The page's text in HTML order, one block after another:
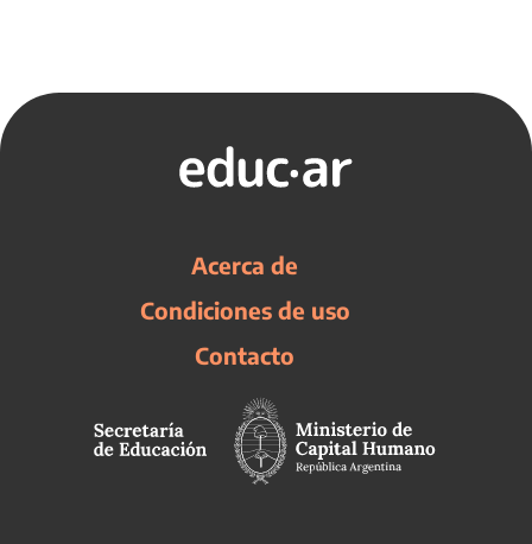
Acerca de
Condiciones de uso
Contacto